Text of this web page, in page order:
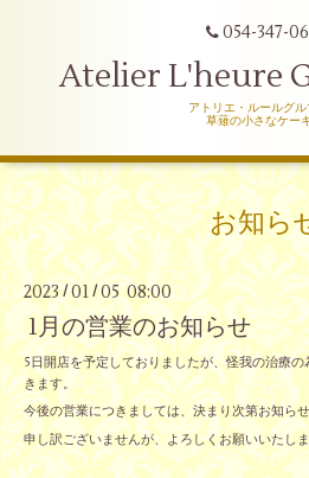
054-347-
Atelier L'heure
アトリエ・ルールグル
草薙の小さなケー
お知ら
2023/01 / 05 08:00
1月の営業のお知らせ
5日開店を予定しておりましたが、怪我の治療
きます。
今後の営業につきましては、決まり次第お知ら
申し訳ございませんが、よろしくお願いいたし